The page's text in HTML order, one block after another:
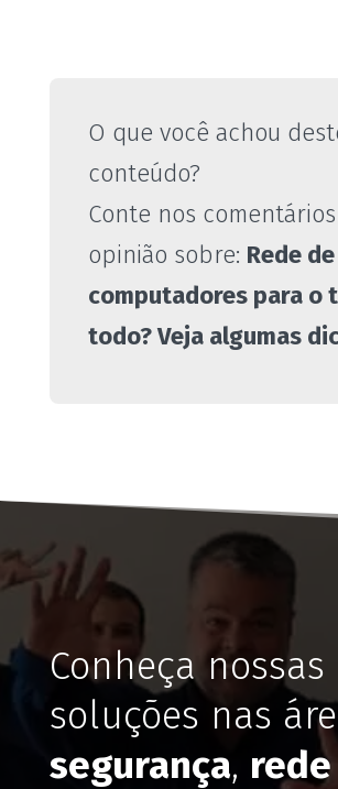
O que você achou
conteúdo?
Conte nos
opinião sobre: Rede de
computadores para o
todo? Veja algumas
Conheça nossas
soluções nas
segurança,